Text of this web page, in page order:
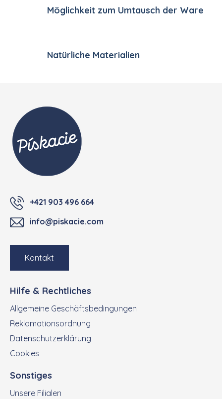
Möglichkeit zum Umtausch der Ware
Natürliche Materialien
+421 903 496 664
info@piskacie.com
Kontakt
Hilfe & Rechtliches
Allgemeine Geschäftsbedingungen
Reklamationsordnung
Datenschutzerklärung
Cookies
Sonstiges
Unsere Filialen